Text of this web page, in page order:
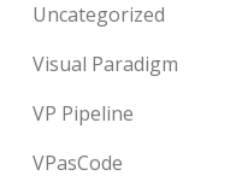
Uncategorized
Visual Paradigm
VP Pipeline
VPasCode